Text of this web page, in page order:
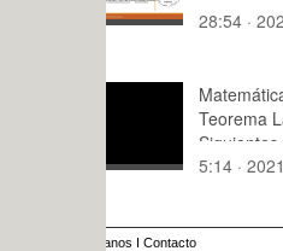
28:54 · 2020
Matemáticas I-10-8-
Siguientes funciones
son continuas
5:14 · 2021